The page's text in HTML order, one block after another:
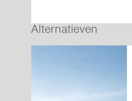
Alternatieven